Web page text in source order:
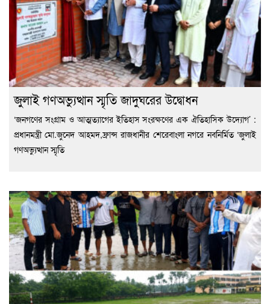
জুলাই গণঅভ্যুত্থান স্মৃতি জাদুঘরের উদ্বোধন
‘জনগণের সংগ্রাম ও আত্মত্যাগের ইতিহাস সংরক্ষণের এক ঐতিহাসিক উদ্যোগ’ :
প্রধানমন্ত্রী মো.জুনেদ আহমদ,ফ্রান্স রাজধানীর শেরেবাংলা নগরে নবনির্মিত ‘জুলাই
গণঅভ্যুত্থান স্মৃতি